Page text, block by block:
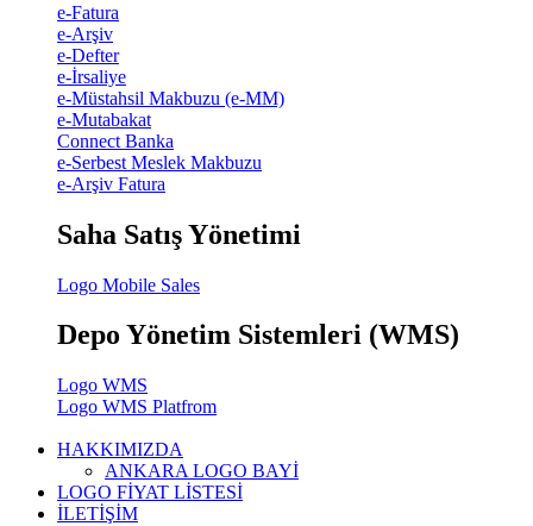
e-Fatura
e-Arşiv
e-Defter
e-İrsaliye
e-Müstahsil Makbuzu (e-MM)
e-Mutabakat
Connect Banka
e-Serbest Meslek Makbuzu
e-Arşiv Fatura
Saha Satış Yönetimi
Logo Mobile Sales
Depo Yönetim Sistemleri (WMS)
Logo WMS
Logo WMS Platfrom
HAKKIMIZDA
ANKARA LOGO BAYİ
LOGO FİYAT LİSTESİ
İLETİŞİM